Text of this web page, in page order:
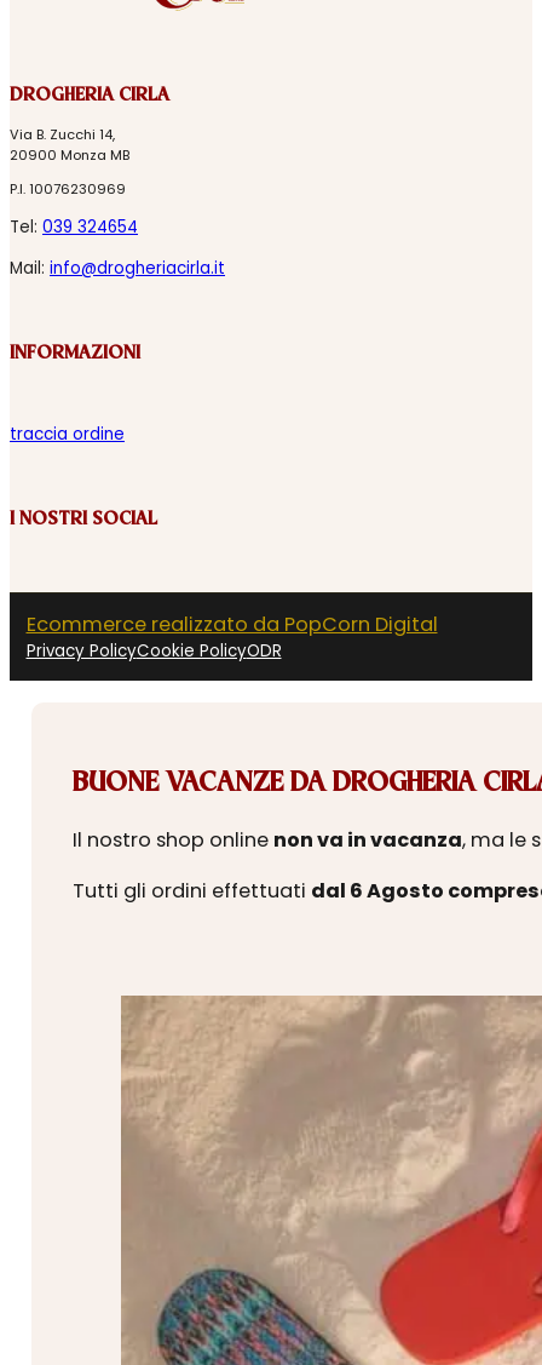
DROGHERIA CIRLA
Via B. Zucchi 14,
20900 Monza MB
P.I. 10076230969
Tel: 039 324654
Mail: info@drogheriacirla.it
INFORMAZIONI
traccia ordine
I NOSTRI SOCIAL
Ecommerce realizzato da PopCorn Digital
Privacy PolicyCookie PolicyODR
BUONE VACANZE DA DROGHERIA
Il nostro shop online non va in vacanza, ma le
Tutti gli ordini effettuati dal 6 Agosto